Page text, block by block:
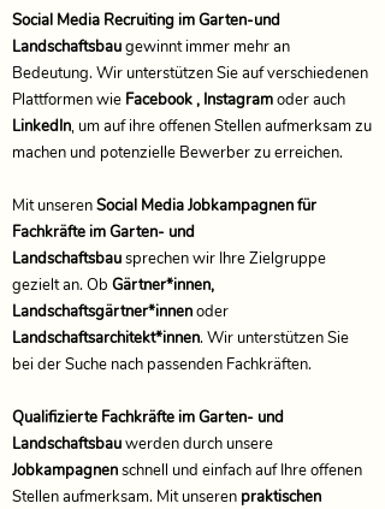
Social Media Recruiting im Garten-und
Landschaftsbaugewinnt immer mehr an
Bedeutung. Wir unterstützen Sie auf verschiedenen
Plattformen wie Facebook , Instagramoder auch
LinkedIn, um auf ihre offenen Stellen aufmerksam zu
machen und potenzielle Bewerber zu erreichen.
Mit unserenSocial Media Jobkampagnen für
Fachkräfte im Garten- und
Landschaftsbausprechen wir Ihre Zielgruppe
gezielt an. Ob Gärtner*innen,
Landschaftsgärtner*innenoder
Landschaftsarchitekt*innen. Wir unterstützen Sie
bei der Suche nach passenden Fachkräften.
Qualifizierte Fachkräfte im Garten- und
Landschaftsbauwerden durch unsere
Jobkampagnenschnell und einfach auf Ihre offenen
Stellen aufmerksam. Mit unseren praktischen